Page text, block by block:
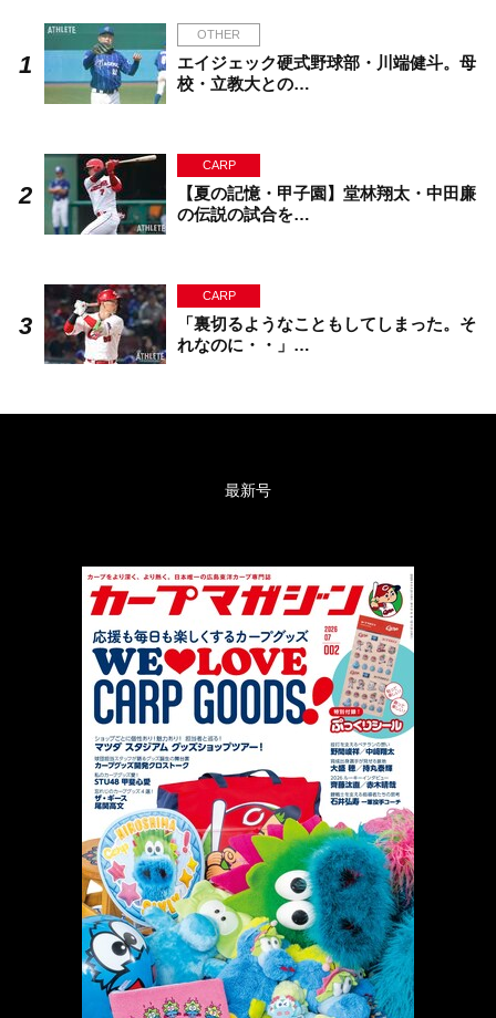
OTHER
エイジェック硬式野球部・川端健斗。母
校・立教大との…
CARP
【夏の記憶・甲子園】堂林翔太・中田廉
の伝説の試合を…
CARP
「裏切るようなこともしてしまった。そ
れなのに・・」…
最新号